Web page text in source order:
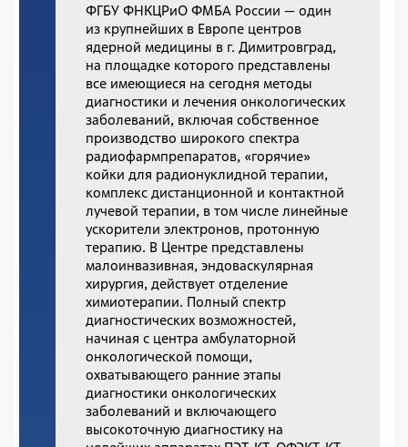
ФГБУ ФНКЦРиО ФМБА России — один
из крупнейших в Европе центров
ядерной медицины в г. Димитровград,
на площадке которого представлены
все имеющиеся на сегодня методы
диагностики и лечения онкологических
заболеваний, включая собственное
производство широкого спектра
радиофармпрепаратов, «горячие»
койки для радионуклидной терапии,
комплекс дистанционной и контактной
лучевой терапии, в том числе линейные
ускорители электронов, протонную
терапию. В Центре представлены
малоинвазивная, эндоваскулярная
хирургия, действует отделение
химиотерапии. Полный спектр
диагностических возможностей,
начиная с центра амбулаторной
онкологической помощи,
охватывающего ранние этапы
диагностики онкологических
заболеваний и включающего
высокоточную диагностику на